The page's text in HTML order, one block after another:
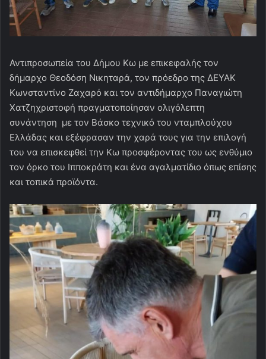
Αντιπροσωπεία του Δήμου Κω με επικεφαλής τον
δήμαρχο Θεοδόση Νικηταρά, τον πρόεδρο της ΔΕΥΑΚ
Κωνσταντίνο Ζαχαρό και τον αντιδήμαρχο Παναγιώτη
Χατζηχριστοφή πραγματοποίησαν ολιγόλεπτη
συνάντηση με τον Βάσκο τεχνικό του νταμπλούχου
Ελλάδας και εξέφρασαν την χαρά τους για την επιλογή
του να επισκεφθεί την Κω προσφέροντας του ως ενθύμιο
τον όρκο του Ιπποκράτη και ένα αγαλματίδιο όπως επίσης
και τοπικά προϊόντα.